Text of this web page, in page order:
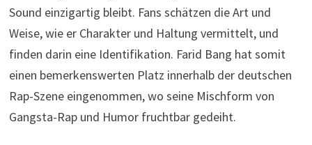
Sound einzigartig bleibt. Fans schätzen die Art und
Weise, wie er Charakter und Haltung vermittelt, und
finden darin eine Identifikation. Farid Bang hat somit
einen bemerkenswerten Platz innerhalb der deutschen
Rap-Szene eingenommen, wo seine Mischform von
Gangsta-Rap und Humor fruchtbar gedeiht.